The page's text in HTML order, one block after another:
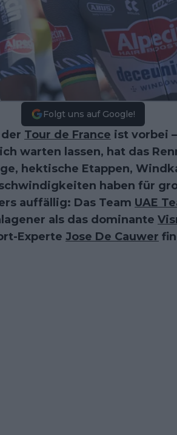
Folgt uns auf Google!
Tour de France ist vorbei
warten lassen, hat das
hektische Etappen,
haben für
auffällig: Das Team UAE
als das dominante
Experte Jose De Cauwer